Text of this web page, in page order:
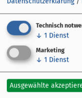
Die Waschmaschine
werden.
Stockwerk Etage:
Backofen,
Fenster können
Betten offen, Föhn,
Technisch
↓ 1 Dienst
Marketing
↓ 1 Dienst
Ausgewählte